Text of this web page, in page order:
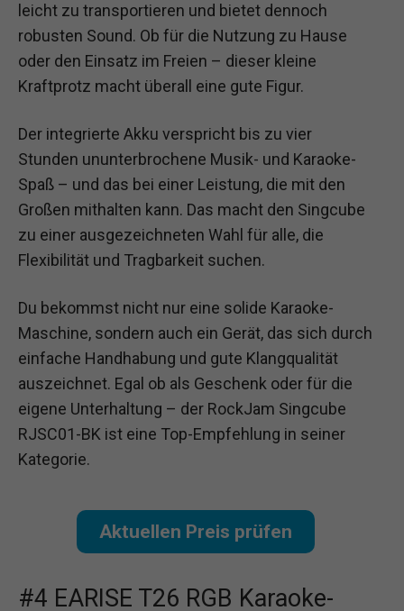
leicht zu transportieren und bietet dennoch
robusten Sound. Ob für die Nutzung zu Hause
oder den Einsatz im Freien – dieser kleine
Kraftprotz macht überall eine gute Figur.
Der integrierte Akku verspricht bis zu vier
Stunden ununterbrochene Musik- und Karaoke-
Spaß – und das bei einer Leistung, die mit den
Großen mithalten kann. Das macht den Singcube
zu einer ausgezeichneten Wahl für alle, die
Flexibilität und Tragbarkeit suchen.
Du bekommst nicht nur eine solide Karaoke-
Maschine, sondern auch ein Gerät, das sich durch
einfache Handhabung und gute Klangqualität
auszeichnet. Egal ob als Geschenk oder für die
eigene Unterhaltung – der RockJam Singcube
RJSC01-BK ist eine Top-Empfehlung in seiner
Kategorie.
Aktuellen Preis prüfen
#4 EARISE T26 RGB Karaoke-